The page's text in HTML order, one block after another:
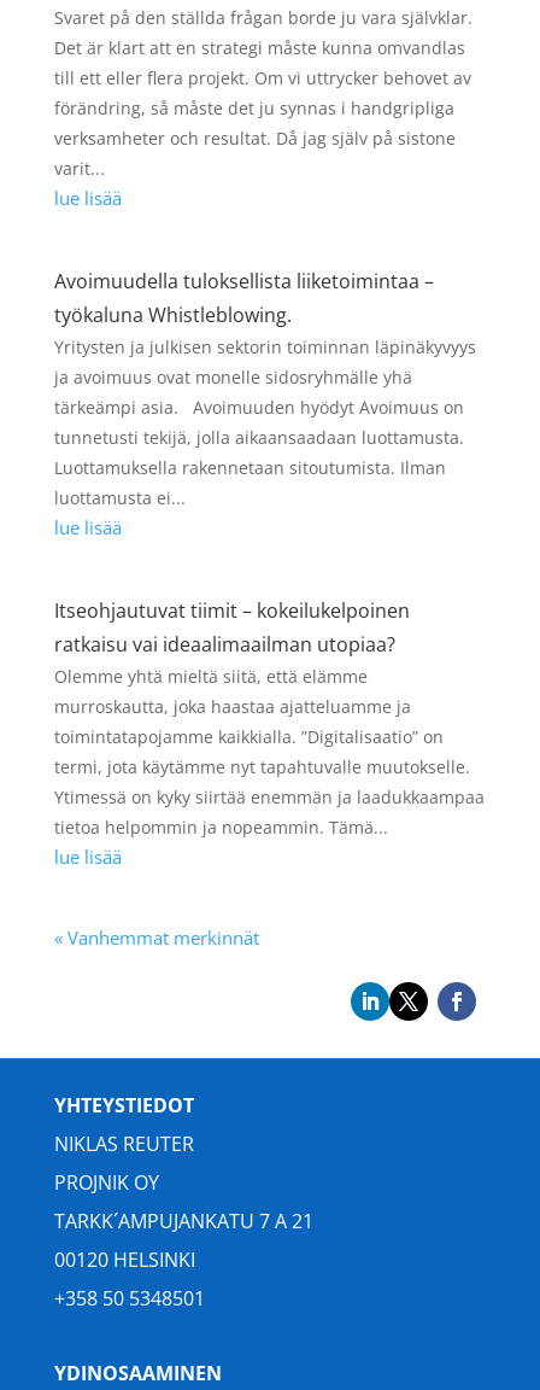
Svaret på den ställda frågan borde ju vara självklar.
Det är klart att en strategi måste kunna omvandlas
till ett eller flera projekt. Om vi uttrycker behovet av
förändring, så måste det ju synnas i handgripliga
verksamheter och resultat. Då jag själv på sistone
varit...
lue lisää
Avoimuudella tuloksellista liiketoimintaa –
työkaluna Whistleblowing.
Yritysten ja julkisen sektorin toiminnan läpinäkyvyys
ja avoimuus ovat monelle sidosryhmälle yhä
tärkeämpi asia. Avoimuuden hyödyt Avoimuus on
tunnetusti tekijä, jolla aikaansaadaan luottamusta.
Luottamuksella rakennetaan sitoutumista. Ilman
luottamusta ei...
lue lisää
Itseohjautuvat tiimit – kokeilukelpoinen
ratkaisu vai ideaalimaailman utopiaa?
Olemme yhtä mieltä siitä, että elämme
murroskautta, joka haastaa ajatteluamme ja
toimintatapojamme kaikkialla. ”Digitalisaatio” on
termi, jota käytämme nyt tapahtuvalle muutokselle.
Ytimessä on kyky siirtää enemmän ja laadukkaampaa
tietoa helpommin ja nopeammin. Tämä...
lue lisää
« Vanhemmat merkinnät
YHTEYSTIEDOT
NIKLAS REUTER
PROJNIK OY
TARKK´AMPUJANKATU 7 A 21
00120 HELSINKI
+358 50 5348501
YDINOSAAMINEN